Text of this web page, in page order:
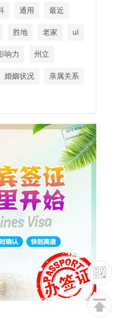
通用 最近
胜地 老家 ul
响力 州立
婚姻状况 亲属关系